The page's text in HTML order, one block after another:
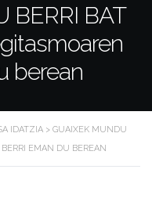
BERRI BAT
berean
IDATZIA > GUAIXEK MUNDU
EMAN DU BEREAN